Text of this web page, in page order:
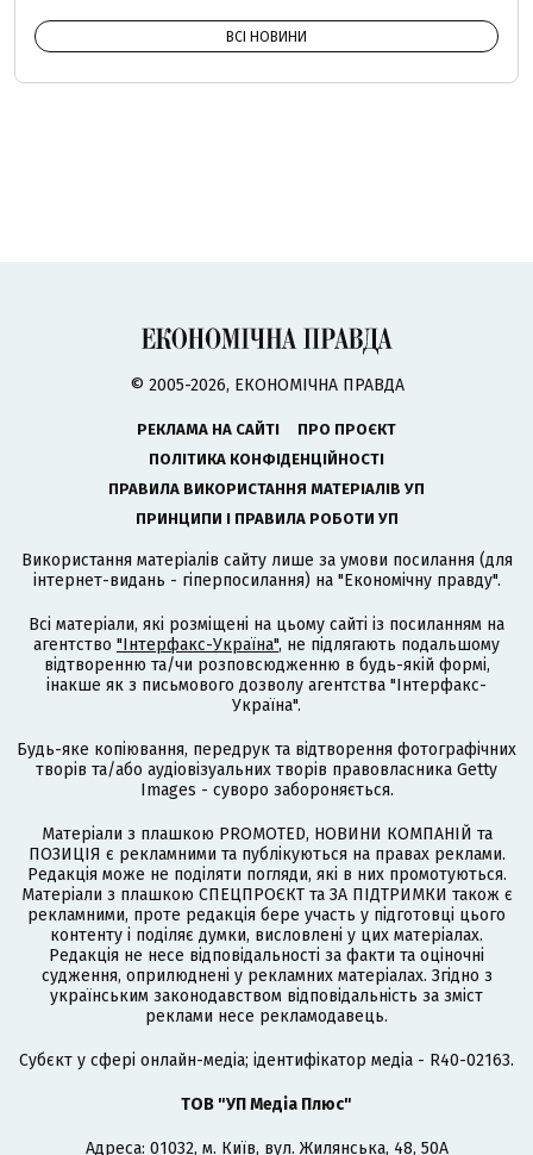
ВСІ НОВИНИ
© 2005-2026, ЕКОНОМІЧНА ПРАВДА
РЕКЛАМА НА САЙТІ
ПРО ПРОЄКТ
ПОЛІТИКА КОНФІДЕНЦІЙНОСТІ
ПРАВИЛА ВИКОРИСТАННЯ МАТЕРІАЛІВ УП
ПРИНЦИПИ І ПРАВИЛА РОБОТИ УП
Використання матеріалів сайту лише за умови посилання (для
інтернет-видань - гіперпосилання) на "Економічну правду".
Всі матеріали, які розміщені на цьому сайті із посиланням на
агентство "Інтерфакс-Україна", не підлягають подальшому
відтворенню та/чи розповсюдженню в будь-якій формі,
інакше як з письмового дозволу агентства "Інтерфакс-
Україна".
Будь-яке копіювання, передрук та відтворення фотографічних
творів та/або аудіовізуальних творів правовласника Getty
Images - суворо забороняється.
Матеріали з плашкою PROMOTED, НОВИНИ КОМПАНІЙ та
ПОЗИЦІЯ є рекламними та публікуються на правах реклами.
Редакція може не поділяти погляди, які в них промотуються.
Матеріали з плашкою СПЕЦПРОЄКТ та ЗА ПІДТРИМКИ також є
рекламними, проте редакція бере участь у підготовці цього
контенту і поділяє думки, висловлені у цих матеріалах.
Редакція не несе відповідальності за факти та оціночні
судження, оприлюднені у рекламних матеріалах. Згідно з
українським законодавством відповідальність за зміст
реклами несе рекламодавець.
Cубєкт у сфері онлайн-медіа; ідентифікатор медіа - R40-02163.
ТОВ "УП Медіа Плюс"
Адреса: 01032, м. Київ, вул. Жилянська, 48, 50А